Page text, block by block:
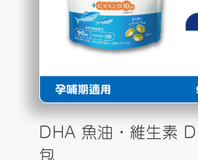
DHA 魚油・維生素
包